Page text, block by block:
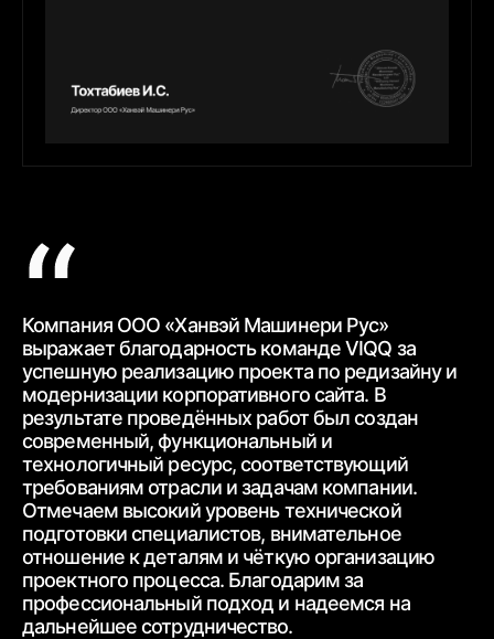
Компания ООО «Ханвэй Машинери Рус»
выражает благодарностькоманде VIQQ за
успешную реализацию проекта по редизайну и
модернизации корпоративного сайта. В
результате проведённых работ был создан
современный,функциональный и
технологичный ресурс, соответствующий
требованиямотрасли и задачам компании.
Отмечаем высокий уровень технической
подготовки специалистов, внимательное
отношение к деталям и чёткуюорганизацию
проектного процесса. Благодарим за
профессиональный подход и надеемся на
дальнейшеесотрудничество.